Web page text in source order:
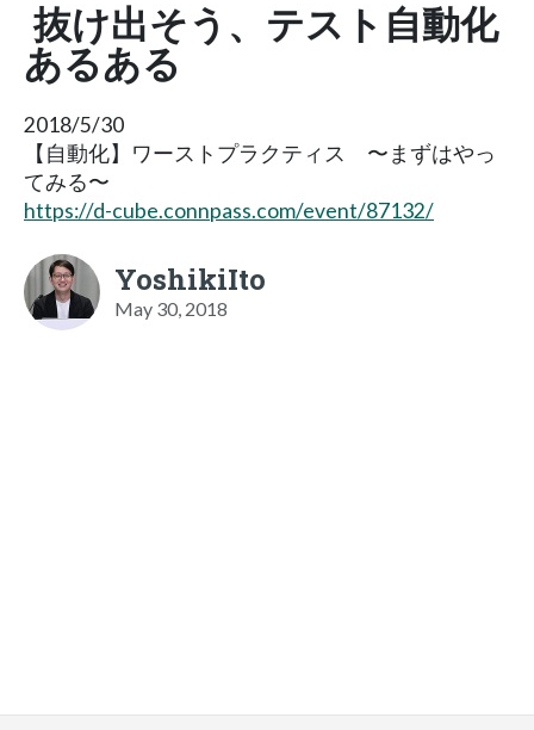
抜け出そう、テスト自動化
あるある
2018/5/30
【自動化】ワーストプラクティス 〜まずはやっ
てみる〜
https://d-cube.connpass.com/event/87132/
YoshikiIto
May 30, 2018